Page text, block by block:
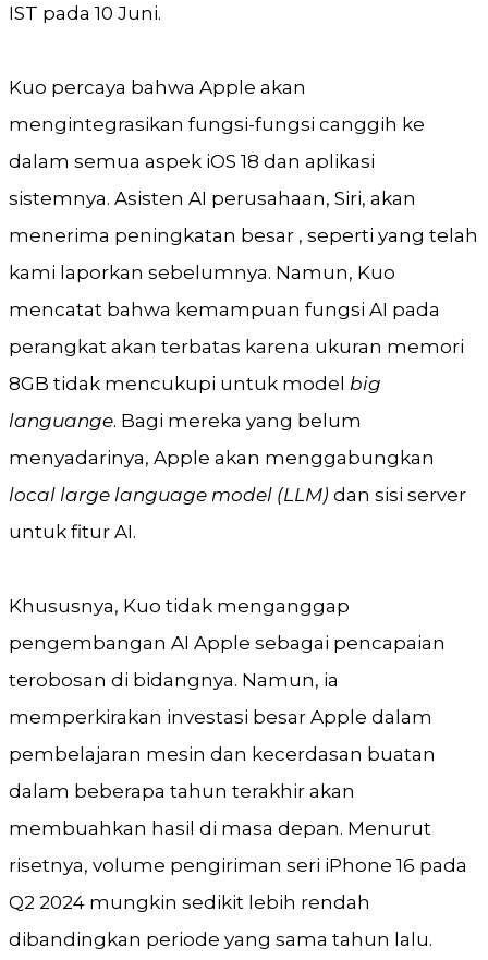
IST pada 10 Juni.
Kuo percaya bahwa Apple akan
mengintegrasikan fungsi-fungsi canggih ke
dalam semua aspek iOS 18 dan aplikasi
sistemnya. Asisten AI perusahaan, Siri, akan
menerima peningkatan besar , seperti yang telah
kami laporkan sebelumnya. Namun, Kuo
mencatat bahwa kemampuan fungsi AI pada
perangkat akan terbatas karena ukuran memori
8GB tidak mencukupi untuk model big
languange. Bagi mereka yang belum
menyadarinya, Apple akan menggabungkan
local large language model (LLM) dan sisi server
untuk fitur AI.
Khususnya, Kuo tidak menganggap
pengembangan AI Apple sebagai pencapaian
terobosan di bidangnya. Namun, ia
memperkirakan investasi besar Apple dalam
pembelajaran mesin dan kecerdasan buatan
dalam beberapa tahun terakhir akan
membuahkan hasil di masa depan. Menurut
risetnya, volume pengiriman seri iPhone 16 pada
Q2 2024 mungkin sedikit lebih rendah
dibandingkan periode yang sama tahun lalu.